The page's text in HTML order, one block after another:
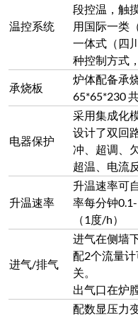
进气/排气
进气在侧墙
配2个流量
关。
出气口在炉
压力控制
配数显压力
可实现微正
排气，低于
安全保护超
炉体O型圈
数控机床加
喷涂塑粉、
观，具备了
温、容易清
+进出
炉门电动升
动。
炉门开启方
有3-4层锥度
温密封条，